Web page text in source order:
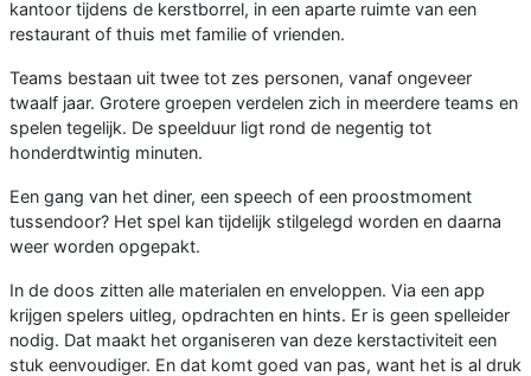
kantoor tijdens de kerstborrel, in een aparte ruimte van een
restaurant of thuis met familie of vrienden.
Teams bestaan uit twee tot zes personen, vanaf ongeveer
twaalf jaar. Grotere groepen verdelen zich in meerdere teams en
spelen tegelijk. De speelduur ligt rond de negentig tot
honderdtwintig minuten.
Een gang van het diner, een speech of een proostmoment
tussendoor? Het spel kan tijdelijk stilgelegd worden en daarna
weer worden opgepakt.
In de doos zitten alle materialen en enveloppen. Via een app
krijgen spelers uitleg, opdrachten en hints. Er is geen spelleider
nodig. Dat maakt het organiseren van deze kerstactiviteit een
stuk eenvoudiger. En dat komt goed van pas, want het is al druk